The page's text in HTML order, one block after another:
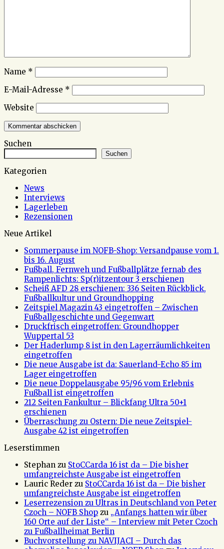
Name *
E-Mail-Adresse *
Website
Suchen
Suchen
Kategorien
News
Interviews
Lagerleben
Rezensionen
Neue Artikel
Sommerpause im NOFB-Shop: Versandpause vom 1.
bis 16. August
Fußball, Fernweh und Fußballplätze fernab des
Rampenlichts: Sp(r)itzentour 3 erschienen
Scheiß AFD 28 erschienen: 336 Seiten Rückblick,
Fußballkultur und Groundhopping
Zeitspiel Magazin 43 eingetroffen – Zwischen
Fußballgeschichte und Gegenwart
Druckfrisch eingetroffen: Groundhopper
Wuppertal 53
Der Haderlump 8 ist in den Lagerräumlichkeiten
eingetroffen
Die neue Ausgabe ist da: Sauerland-Echo 85 im
Lager eingetroffen
Die neue Doppelausgabe 95/96 vom Erlebnis
Fußball ist eingetroffen
212 Seiten Fankultur – Blickfang Ultra 50+1
erschienen
Überraschung zu Ostern: Die neue Zeitspiel-
Ausgabe 42 ist eingetroffen
Leserstimmen
Stephan zu StoCCarda 16 ist da – Die bisher
umfangreichste Ausgabe ist eingetroffen
Lauric Reder zu StoCCarda 16 ist da – Die bisher
umfangreichste Ausgabe ist eingetroffen
Leserrezension zu Ultras in Deutschland von Peter
Czoch – NOFB Shop zu „Anfangs hatten wir über
160 Orte auf der Liste“ – Interview mit Peter Czoch
zu Fußballheimat Berlin
Buchvorstellung zu NAVIJACI – Durch das